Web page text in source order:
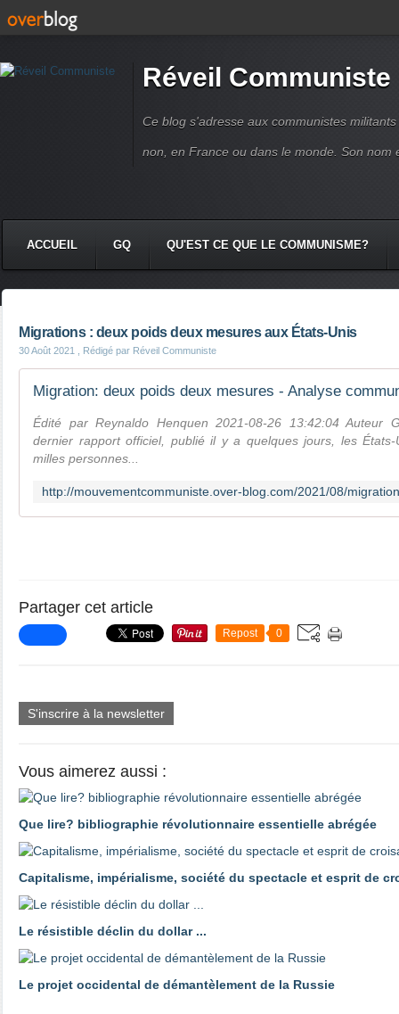
Réveil Communiste
Ce blog s'adresse aux communistes
non, en France ou dans le monde. Son nom
ACCUEIL GQ QU'EST CE QUE LE COMMUNISME?
Migrations : deux poids deux mesures aux États-Unis
30 Août 2021 , Rédigé par Réveil Communiste
Migration: deux poids deux mesures - Analyse
Édité par Reynaldo Henquen 2021-08-26 13:42:04 Auteur
dernier rapport officiel, publié il y a quelques jours, les
milles personnes...
Partager cet article
Repost 0
S'inscrire à la newsletter
Vous aimerez aussi :
Que lire? bibliographie révolutionnaire essentielle abrégée
Capitalisme, impérialisme, société du spectacle et esprit de
Le résistible déclin du dollar ...
Le projet occidental de démantèlement de la Russie